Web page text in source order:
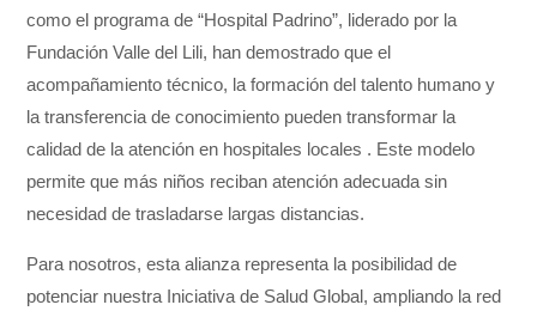
como el programa de “Hospital Padrino”, liderado por la
Fundación Valle del Lili, han demostrado que el
acompañamiento técnico, la formación del talento humano y
la transferencia de conocimiento pueden transformar la
calidad de la atención en hospitales locales . Este modelo
permite que más niños reciban atención adecuada sin
necesidad de trasladarse largas distancias.
Para nosotros, esta alianza representa la posibilidad de
potenciar nuestra Iniciativa de Salud Global, ampliando la red